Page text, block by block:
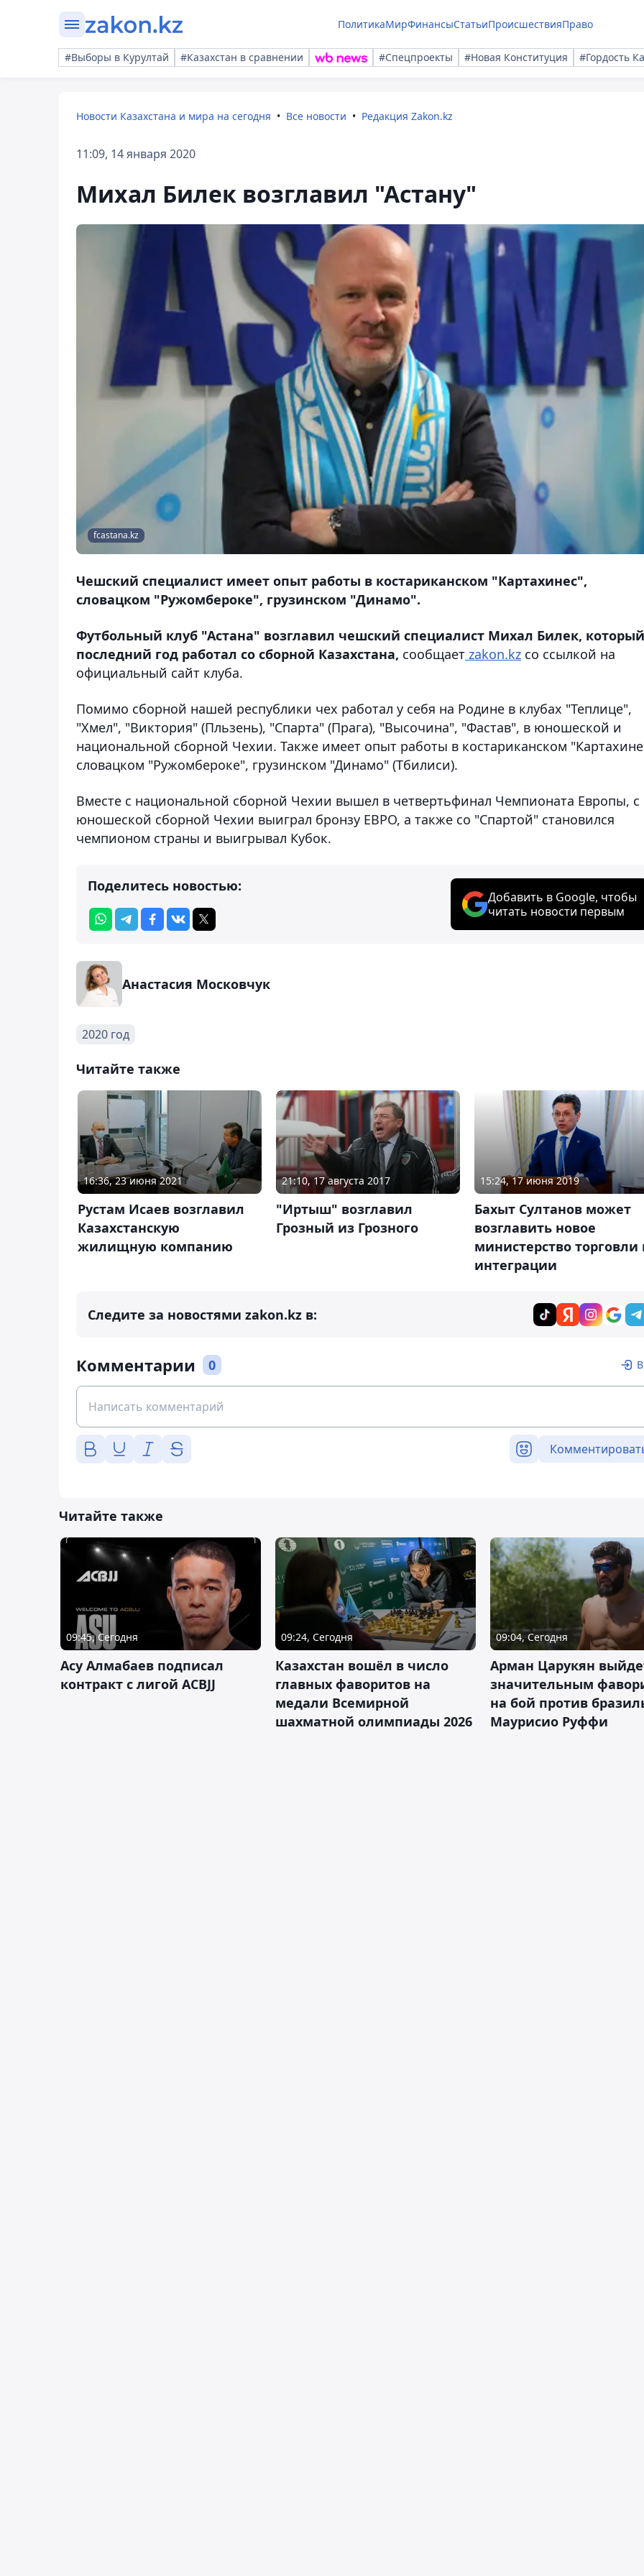
ПолитикаМирФинансыСтатьиПроисшествияПраво
#Выборы в Курултай #Казахстан в сравнении #Спецпроекты #Новая Конституция #Гордость
Новости Казахстана и мира на сегодня Все новости Редакция Zakon.kz
11:09, 14 января 2020
Михал Билек возглавил "Астану"
fcastana.kz
Чешский специалист имеет опыт работы в костариканском "Картахинес",
словацком "Ружомбероке", грузинском "Динамо".
Футбольный клуб "Астана" возглавил чешский специалист Михал Билек, который
последний год работал со сборной Казахстана, сообщает zakon.kz со ссылкой на
официальный сайт клуба.
Помимо сборной нашей республики чех работал у себя на Родине в клубах "Теплице",
"Хмел", "Виктория" (Пльзень), "Спарта" (Прага), "Высочина", "Фастав", в юношеской и
национальной сборной Чехии. Также имеет опыт работы в костариканском
словацком "Ружомбероке", грузинском "Динамо" (Тбилиси).
Вместе с национальной сборной Чехии вышел в четвертьфинал Чемпионата Европы, с
юношеской сборной Чехии выиграл бронзу ЕВРО, а также со "Спартой" становился
чемпионом страны и выигрывал Кубок.
Поделитесь новостью:
Добавить в Google, чтобы
читать новости первым
Анастасия Московчук
2020 год
Читайте также
16:36, 23 июня 2021
Рустам Исаев возглавил
Казахстанскую
жилищную компанию
21:10, 17 августа 2017
"Иртыш" возглавил
Грозный из Грозного
15:24, 17 июня 2019
Бахыт Султанов может
возглавить новое
министерство торговли
интеграции
Следите за новостями zakon.kz в:
Комментарии 0
Читайте также
09:45, Сегодня
Асу Алмабаев подписал
контракт с лигой ACBJJ
09:24, Сегодня
Казахстан вошёл в число
главных фаворитов на
медали Всемирной
шахматной олимпиады 2026
09:04, Сегодня
Арман Царукян
значительным
на бой против
Маурисио Руффи